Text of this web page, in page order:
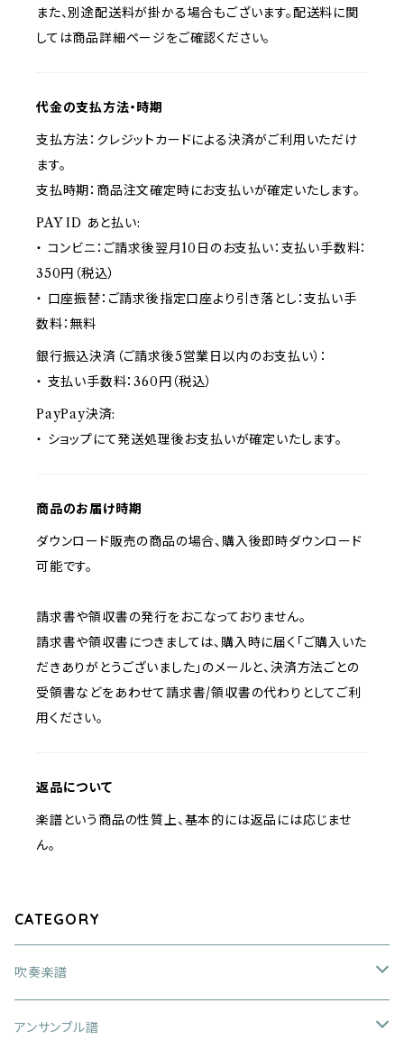
また、別途配送料が掛かる場合もございます。配送料に関
しては商品詳細ページをご確認ください。
代金の支払方法・時期
支払方法：クレジットカードによる決済がご利用いただけ
ます。
支払時期：商品注文確定時にお支払いが確定いたします。
PAY ID あと払い:
・ コンビニ：ご請求後翌月10日のお支払い：支払い手数料：
350円（税込）
・ 口座振替：ご請求後指定口座より引き落とし：支払い手
数料：無料
銀行振込決済（ご請求後5営業日以内のお支払い）：
・ 支払い手数料：360円（税込）
PayPay決済:
・ ショップにて発送処理後お支払いが確定いたします。
商品のお届け時期
ダウンロード販売の商品の場合、購入後即時ダウンロード
可能です。
請求書や領収書の発行をおこなっておりません。
請求書や領収書につきましては、購入時に届く「ご購入いた
だきありがとうございました」のメールと、決済方法ごとの
受領書などをあわせて請求書/領収書の代わりとしてご利
用ください。
返品について
楽譜という商品の性質上、基本的には返品には応じませ
ん。
CATEGORY
吹奏楽譜
大編成
アンサンブル譜